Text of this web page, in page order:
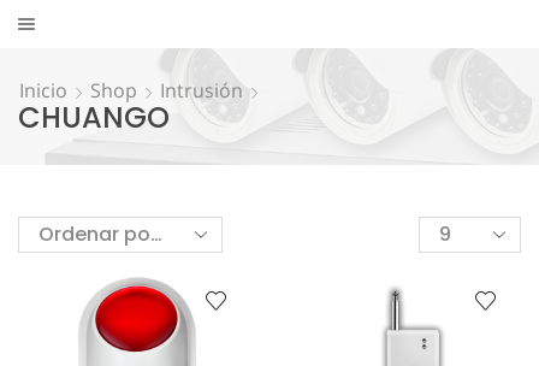
Inicio Shop Intrusión
CHUANGO